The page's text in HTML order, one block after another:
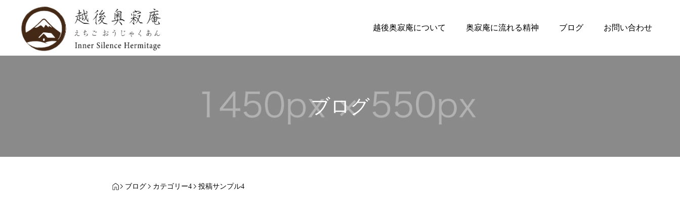
越後奥寂庵について 奥寂庵に流れる精神 ブログ お問い合わせ
ブログ
ブログ カテゴリー4 投稿サンプル4